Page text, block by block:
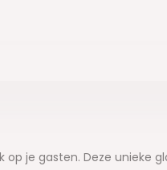
je gasten. Deze unieke